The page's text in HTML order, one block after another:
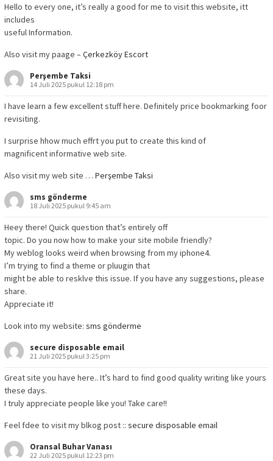
Hello to every one, it’s really a good for me to visit this website, itt
includes
useful Information.
Also visit my paage –Çerkezköy Escort
Perşembe Taksi
14 Juli 2025 pukul 12:18 pm
I have learn a few excellent stuff here. Definitely price bookmarking foor
revisiting.
I surprise hhow much effrt you put to create this kind of
magnificent informative web site.
Also visit my web site … Perşembe Taksi
sms gönderme
18 Juli 2025 pukul 9:45 am
Heey there! Quick question that’s entirely off
topic. Do you now how to make your site mobile friendly?
My weblog looks weird when browsing from my iphone4.
I’m trying to find a theme or pluugin that
might be able to resklve this issue. If you have any suggestions, please
share.
Appreciate it!
Look into my website: sms gönderme
secure disposable email
21 Juli 2025 pukul 3:25 pm
Great site you have here.. It’s hard to find good quality writing like yours
these days.
I truly appreciate people like you! Take care!!
Feel fdee to visit my blkog post :: secure disposable email
Oransal Buhar Vanası
22 Juli 2025 pukul 12:23 pm